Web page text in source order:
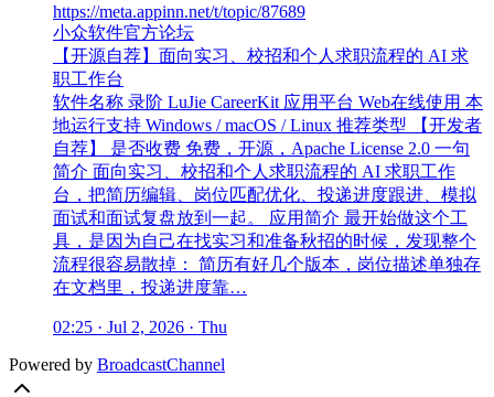
https://meta.appinn.net/t/topic/87689
小众软件官方论坛
【开源自荐】面向实习、校招和个人求职流程的 AI 求
职工作台
软件名称 录阶 LuJie CareerKit 应用平台 Web在线使用 本
地运行支持 Windows / macOS / Linux 推荐类型 【开发者
自荐】 是否收费 免费，开源，Apache License 2.0 一句
简介 面向实习、校招和个人求职流程的 AI 求职工作
台，把简历编辑、岗位匹配优化、投递进度跟进、模拟
面试和面试复盘放到一起。 应用简介 最开始做这个工
具，是因为自己在找实习和准备秋招的时候，发现整个
流程很容易散掉： 简历有好几个版本，岗位描述单独存
在文档里，投递进度靠…
02:25 · Jul 2, 2026 · Thu
Powered by BroadcastChannel